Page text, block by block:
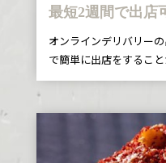
最短2週間で出店
オンラインデリバリー
で簡単に出店をすること